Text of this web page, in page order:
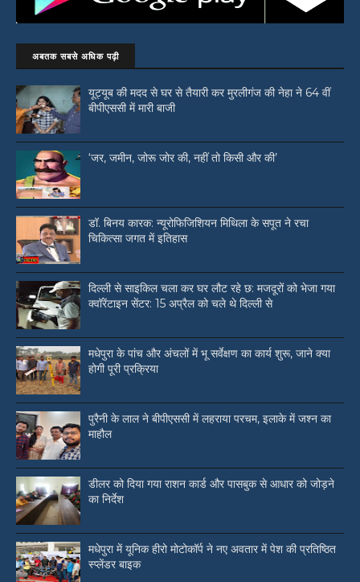
अबतक सबसे अधिक पढ़ी
यूट्यूब की मदद से घर से तैयारी कर मुरलीगंज की नेहा ने 64 वीं
बीपीएससी में मारी बाजी
‘जर, जमीन, जोरू जोर की, नहीं तो किसी और की’
डॉ. बिनय कारक: न्यूरोफिजिशियन मिथिला के सपूत ने रचा
चिकित्सा जगत में इतिहास
दिल्ली से साइकिल चला कर घर लौट रहे छ: मजदूरों को भेजा गया
क्वॉरेंटाइन सेंटर: 15 अप्रैल को चले थे दिल्ली से
मधेपुरा के पांच और अंचलों में भू सर्वेक्षण का कार्य शुरू, जाने क्या
होगी पूरी प्रक्रिया
पुरैनी के लाल ने बीपीएससी में लहराया परचम, इलाके में जश्न का
माहौल
डीलर को दिया गया राशन कार्ड और पासबुक से आधार को जोड़ने
का निर्देश
मधेपुरा में यूनिक हीरो मोटोकॉर्प ने नए अवतार में पेश की प्रतिष्ठित
स्प्लेंडर बाइक